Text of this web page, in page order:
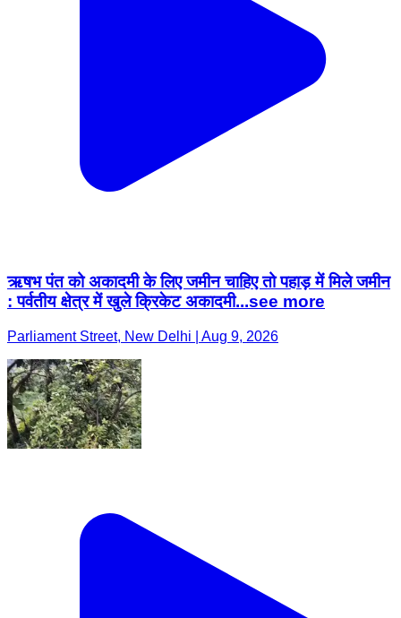
ऋषभ पंत को अकादमी के लिए जमीन चाहिए तो पहाड़ में मिले जमीन
: पर्वतीय क्षेत्र में खुले क्रिकेट अकादमी...see more
Parliament Street, New Delhi | Aug 9, 2026